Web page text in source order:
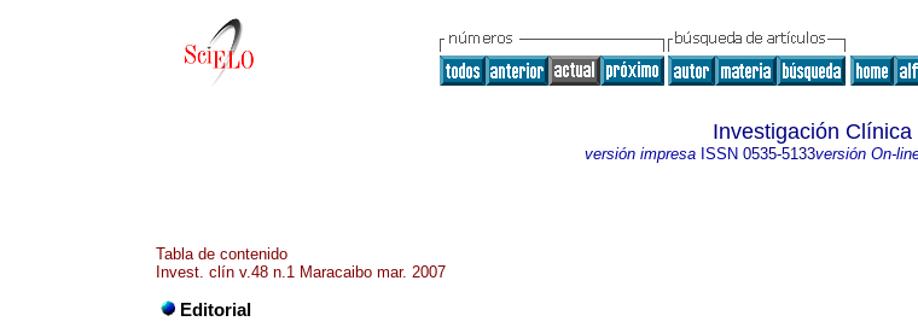
Investigación Clínica
versión impresaISSN 0535-5133versión On-
Tabla de contenido
Invest. clín v.48 n.1 Maracaibo mar. 2007
Editorial